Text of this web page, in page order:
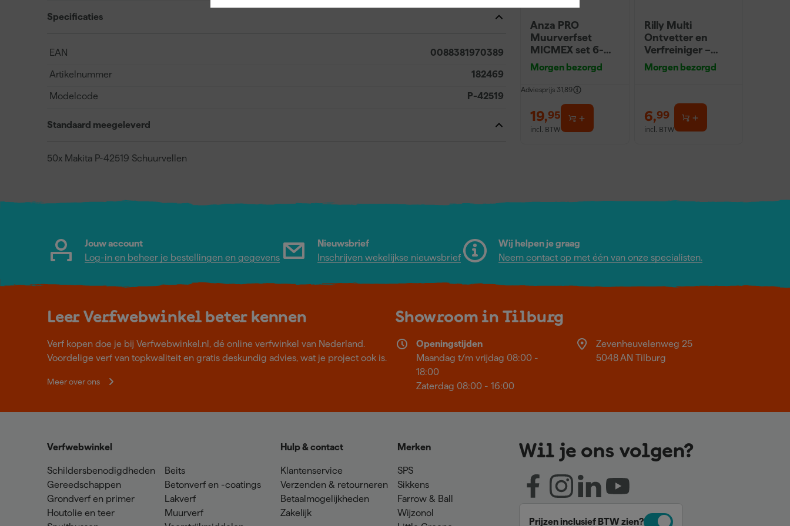
Specificaties
EAN 0088381970389
Artikelnummer 182469
Modelcode P-42519
Standaard meegeleverd
50x Makita P-42519 Schuurvellen
Anza PRO
Muurverfset
MICMEX set 6-
delig
Morgen bezorgd
Adviesprijs 31,89
19,95
incl. BTW
Rilly Multi
Ontvetter en
Verfreiniger –
0,5L
Morgen bezorgd
6,99
incl. BTW
Jouw account
Log-in en beheer je bestellingen en gegevens
Nieuwsbrief
Inschrijven wekelijkse nieuwsbrief
Wij helpen je graag
Neem contact op met één van onze specialisten.
Leer Verfwebwinkel beter kennen
Verf kopen doe je bij Verfwebwinkel.nl, dé online verfwinkel van Nederland.
Voordelige verf van topkwaliteit en gratis deskundig advies, wat je project ook is.
Meer over ons
Showroom in Tilburg
Openingstijden
Maandag t/m vrijdag 08:00 -
18:00
Zaterdag 08:00 - 16:00
Zevenheuvelenweg 25
5048 AN Tilburg
Verfwebwinkel
Schildersbenodigdheden
Gereedschappen
Grondverf en primer
Houtolie en teer
Beits
Betonverf en -coatings
Lakverf
Muurverf
Hulp & contact
Klantenservice
Verzenden & retourneren
Betaalmogelijkheden
Zakelijk
Merken
SPS
Sikkens
Farrow & Ball
Wijzonol
Wil je ons volgen?
Prijzen inclusief BTW zien?